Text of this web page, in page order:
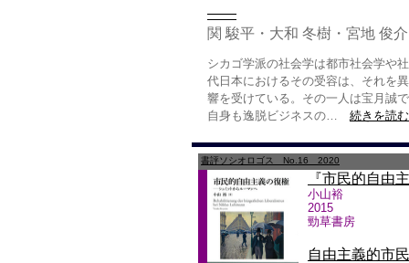
——
関 駿平・大和 冬樹・宮地 俊介
シカゴ学派の社会学は都市社会学や
代日本におけるその受容は、それを
響を受けている。その一人は宝月誠
自身も逸脱ビジネスの… 続きを読
書評ソシオロゴス No.16 2020
『市民的自由
小山裕
2015
勁草書房
自由主義的市